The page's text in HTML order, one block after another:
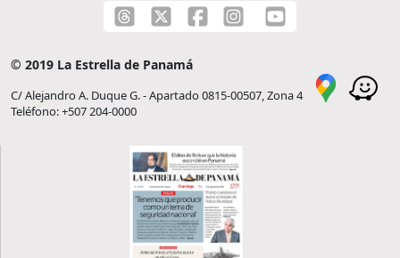
© 2019 La Estrella de Panamá
C/ Alejandro A. Duque G. - Apartado 0815-00507, Zona 4
Teléfono: +507 204-0000